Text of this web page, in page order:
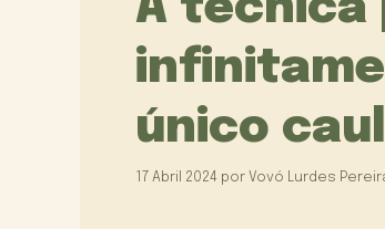
A técnica
único
17 Abril 2024 por Vovó Lurdes